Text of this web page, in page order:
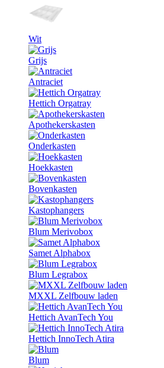
Wit
Grijs
Antraciet
Hettich Orgatray
Apothekerskasten
Onderkasten
Hoekkasten
Bovenkasten
Kastophangers
Blum Merivobox
Samet Alphabox
Blum Legrabox
MXXL Zelfbouw laden
Hettich AvanTech You
Hettich InnoTech Atira
Blum